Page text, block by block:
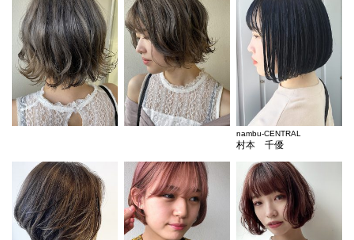
nambu-CENTRAL
村本 千優